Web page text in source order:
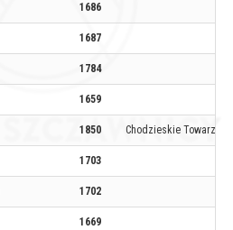
1686
1687
1784
1659
1850 Chodzieskie
1703
1702
1669